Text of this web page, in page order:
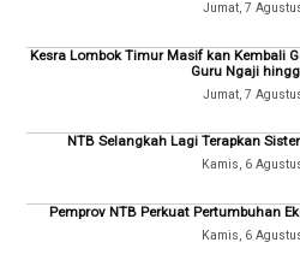
Jumat, 7
Kesra Lombok Timur Masif kan Kembali
Guru Ngaji
Jumat, 7
NTB Selangkah Lagi Terapkan
Kamis, 6
Pemprov NTB Perkuat Pertumbuhan
Kamis, 6